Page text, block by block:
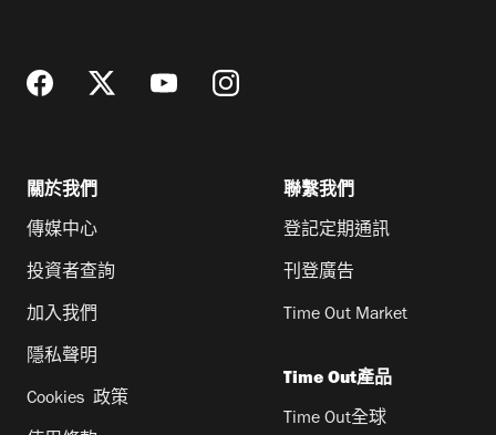
關於我們
傳媒中心
投資者查詢
加入我們
隱私聲明
Cookies 政策
聯繫我們
登記定期通訊
刊登廣告
Time Out Market
Time Out產品
Time Out全球